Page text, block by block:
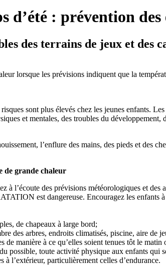
d’été : prévention
des terrains de jeux et des
lorsque les prévisions indiquent que la
sont plus élevés chez les jeunes enfants.
et mentales, des troubles du
l’enflure des mains, des pieds et des
de grande chaleur
à l’écoute des prévisions météorologiques et
est dangereuse. Encouragez les enfants
de chapeaux à large bord;
des arbres, endroits climatisés, piscine, aire de
de manière à ce qu’elles soient tenues tôt le matin
possible, toute activité physique aux enfants qui
l’extérieur, particulièrement celles d’endurance.